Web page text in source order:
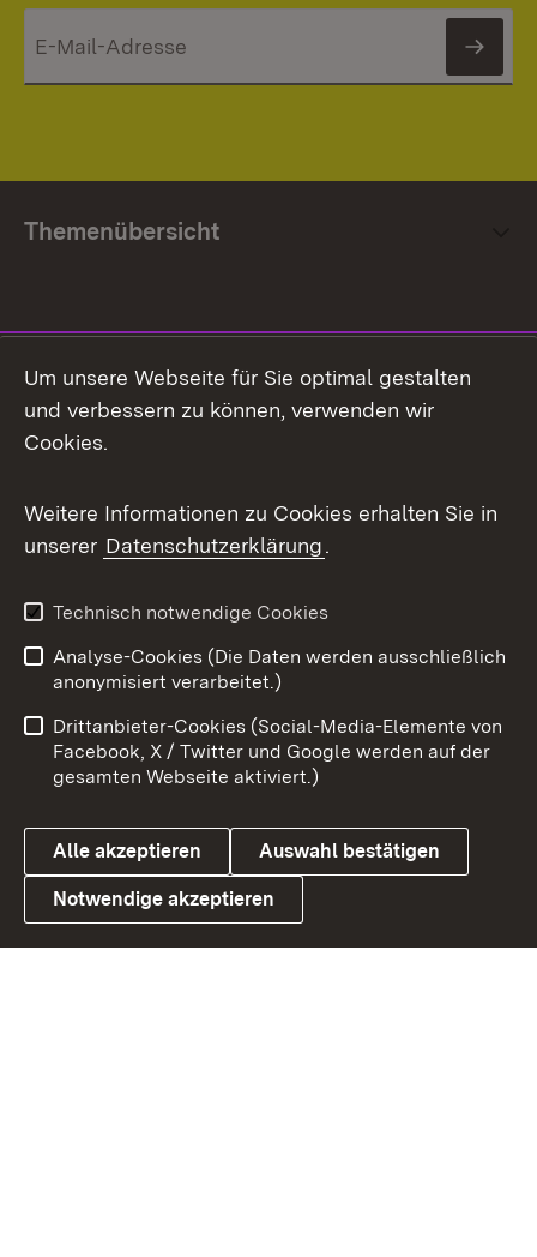
Themenübersicht
Facebook
X / Twitter
Youtube
Link zum Landesportal
Impressum
Kontakt
Barrierefreiheit
Datenschutz
Cookies
Um unsere Webseite für Sie optimal gestalten
und verbessern zu können, verwenden wir
Cookies.
Weitere Informationen zu Cookies erhalten Sie in
unserer Datenschutzerklärung.
Technisch notwendige Cookies
Analyse-Cookies (Die Daten werden ausschließlich
anonymisiert verarbeitet.)
Drittanbieter-Cookies (Social-Media-Elemente von
Facebook, X / Twitter und Google werden auf der
gesamten Webseite aktiviert.)
Alle akzeptieren Auswahl bestätigen
Notwendige akzeptieren